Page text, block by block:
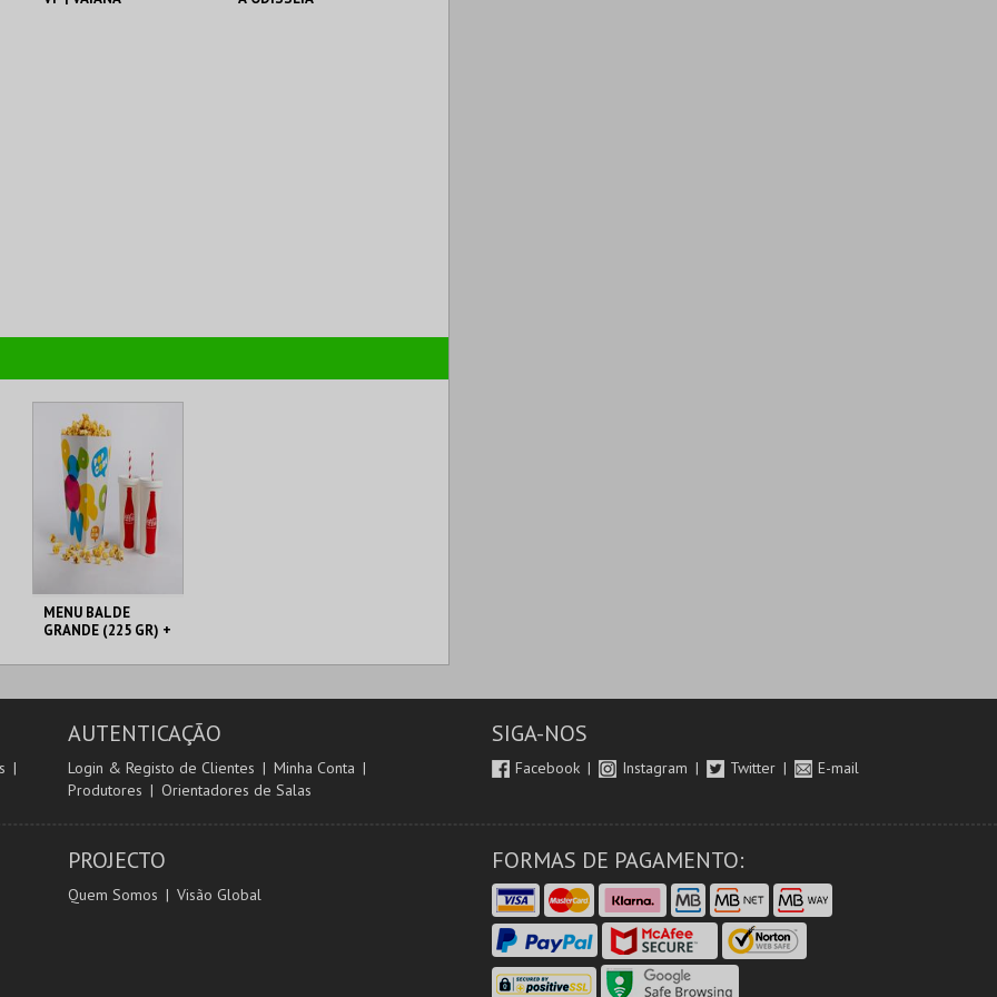
MENU BALDE
GRANDE (225 GR) +
ML
CENÁRIO CASUAL
AUTENTICAÇÃO
Login & Registo de Clientes
Minha Conta
Produtores
Orientadores de Salas
SIGA-NOS
Facebook Instagram Twitter E-mail
PROJECTO
Quem Somos Visão Global
FORMAS DE PAGAMENTO: